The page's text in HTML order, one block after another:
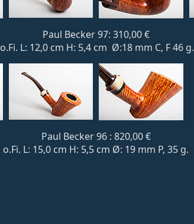
Paul Becker 97: 310,00 €
o.Fi. L: 12,0 cm H: 5,4 cm Ø:18 mm C, F 46 g.
Paul Becker 96 : 820,00 €
o.Fi. L: 15,0 cm H: 5,5 cm Ø: 19 mm P, 35 g.